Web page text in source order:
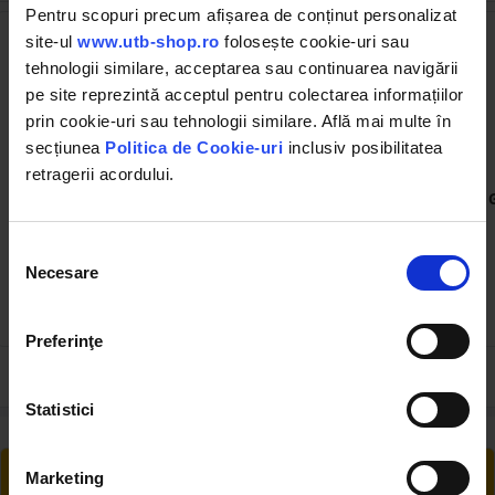
Pentru scopuri precum afișarea de conținut personalizat
site-ul www.utb-shop.ro folosește cookie-uri sau
tehnologii similare, acceptarea sau continuarea navigării
pe site reprezintă acceptul pentru colectarea informațiilor
prin cookie-uri sau tehnologii similare. Află mai multe în
secțiunea Politica de Cookie-uri inclusiv posibilitatea
retragerii acordului.
consimțământului
Necesare
Preferinţe
Statistici
Marketing
UTB31.24.103